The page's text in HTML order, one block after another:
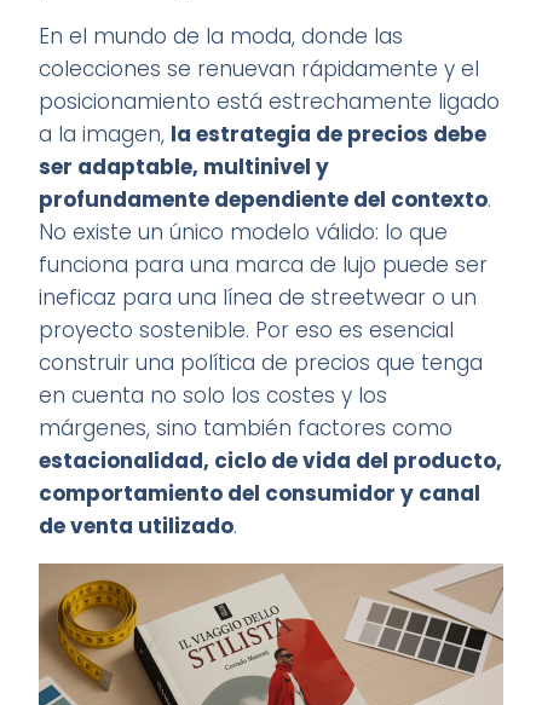
En el mundo de la moda, donde las
colecciones se renuevan rápidamente y el
posicionamiento está estrechamente ligado
a la imagen, la estrategia de precios debe
ser adaptable, multinivel y
profundamente dependiente del contexto.
No existe un único modelo válido: lo que
funciona para una marca de lujo puede ser
ineficaz para una línea de streetwear o un
proyecto sostenible. Por eso es esencial
construir una política de precios que tenga
en cuenta no solo los costes y los
márgenes, sino también factores como
estacionalidad, ciclo de vida del producto,
comportamiento del consumidor y canal
de venta utilizado.